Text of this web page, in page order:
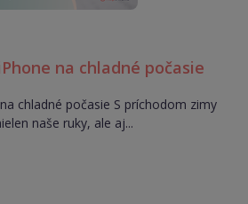
na chladné počasie
chladné počasie S príchodom zimy
naše ruky, ale aj...